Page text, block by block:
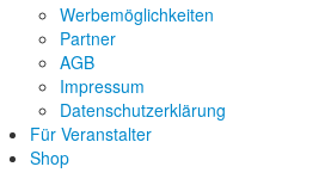
Werbemöglichkeiten
Partner
AGB
Impressum
Datenschutzerklärung
Für Veranstalter
Shop